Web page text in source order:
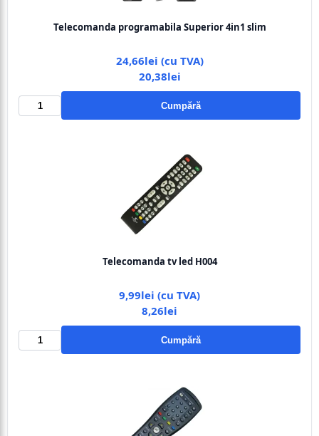
Telecomanda programabila Superior 4in1 slim
24,66lei (cu TVA)
20,38lei
Cumpără
Telecomanda tv led H004
9,99lei (cu TVA)
8,26lei
Cumpără